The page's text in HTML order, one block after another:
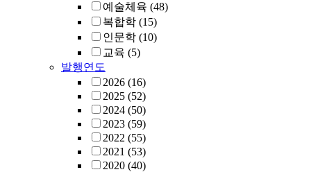
예술체육 (48)
복합학 (15)
인문학 (10)
교육 (5)
발행연도
2026 (16)
2025 (52)
2024 (50)
2023 (59)
2022 (55)
2021 (53)
2020 (40)